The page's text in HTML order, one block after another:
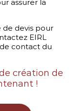
assurer la
devis pour
EIRL
contact du
création de
!